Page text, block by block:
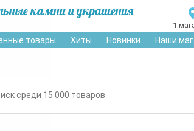
камни и украшения
1
товары Хиты Новинки Наши